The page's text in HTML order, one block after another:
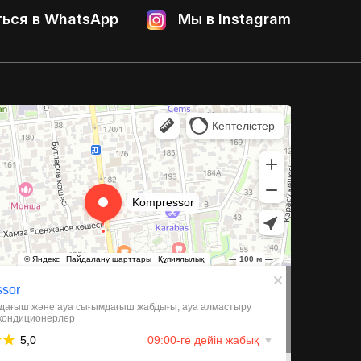
в WhatsApp Мы в Instagram
компрессорное оборудование в Алматы
в Алматы